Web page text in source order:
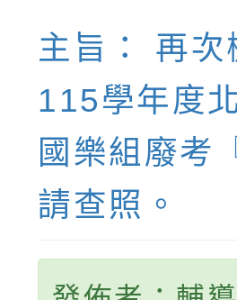
主旨： 再
115學年度
國樂組廢考
請查照。